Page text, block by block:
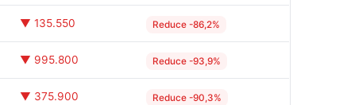
▼ 135.550 Reduce -86,2%
▼ 995.800 Reduce -93,9%
▼ 375.900 Reduce -90,3%